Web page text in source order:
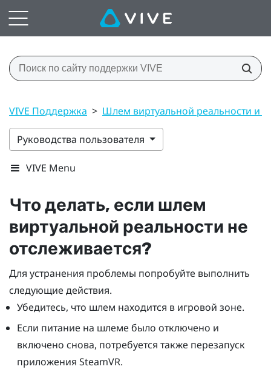
VIVE Поддержка > Шлем виртуальной реальности и
Руководства пользователя
VIVE Menu
Что делать, если шлем
виртуальной реальности не
отслеживается?
Для устранения проблемы попробуйте выполнить
следующие действия.
Убедитесь, что шлем находится в игровой зоне.
Если питание на шлеме было отключено и
включено снова, потребуется также перезапуск
приложения SteamVR.